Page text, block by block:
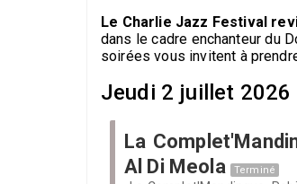
Le Charlie Jazz Festival
dans le cadre enchanteur du
soirées vous invitent à
Jeudi 2 juillet 2026
La
Al Di Meola
Terminé